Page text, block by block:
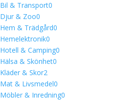
Bil & Transport0
Djur & Zoo0
Hem & Trädgård0
Hemelektronik0
Hotell & Camping0
Hälsa & Skönhet0
Kläder & Skor2
Mat & Livsmedel0
Möbler & Inredning0